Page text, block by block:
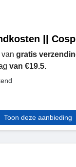
||
gratis
van €19.5.
Toon deze aanbieding